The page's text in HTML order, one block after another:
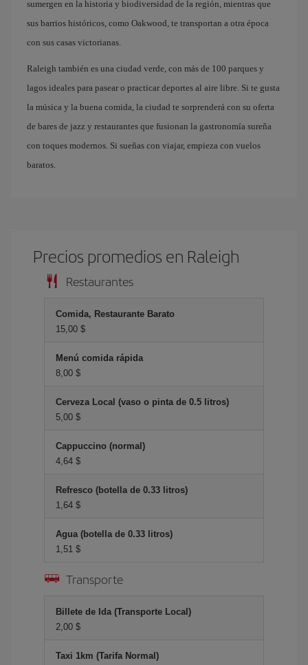
sumergen en la historia y biodiversidad de la región, mientras que
sus barrios históricos, como Oakwood, te transportan a otra época
con sus casas victorianas.
Raleigh también es una ciudad verde, con más de 100 parques y
lagos ideales para pasear o practicar deportes al aire libre. Si te gusta
la música y la buena comida, la ciudad te sorprenderá con su oferta
de bares de jazz y restaurantes que fusionan la gastronomía sureña
con toques modernos. Si sueñas con viajar, empieza con vuelos
baratos.
Precios promedios en Raleigh
Restaurantes
Comida, Restaurante Barato
15,00 $
Menú comida rápida
8,00 $
Cerveza Local (vaso o pinta de 0.5 litros)
5,00 $
Cappuccino (normal)
4,64 $
Refresco (botella de 0.33 litros)
1,64 $
Agua (botella de 0.33 litros)
1,51 $
Transporte
Billete de Ida (Transporte Local)
2,00 $
Taxi 1km (Tarifa Normal)